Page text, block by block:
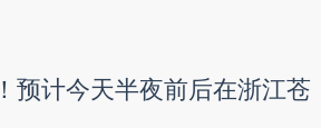
预计今天半夜前后在浙江苍